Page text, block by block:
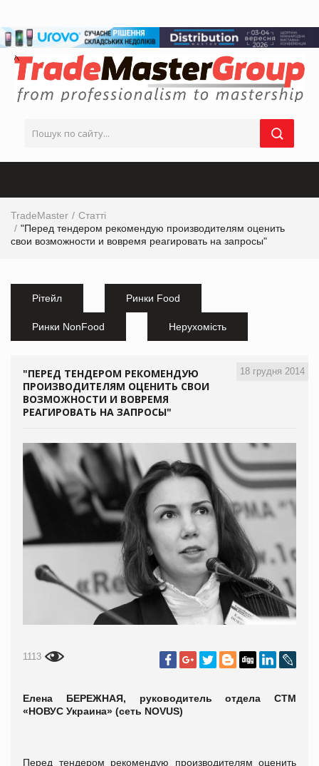
TradeMaster
Статті
"Перед тендером рекомендую производителям оценить
свои возможности и вовремя реагировать на запросы"
Рітейл Ринки Food
Ринки NonFood Нерухомість
18 грудня 2014
"ПЕРЕД ТЕНДЕРОМ РЕКОМЕНДУЮ
ПРОИЗВОДИТЕЛЯМ ОЦЕНИТЬ СВОИ
ВОЗМОЖНОСТИ И ВОВРЕМЯ
РЕАГИРОВАТЬ НА ЗАПРОСЫ"
1113
Елена БЕРЕЖНАЯ, руководитель отдела СТМ
«НОВУС Украина» (сеть NOVUS)
Перед тендером рекомендую производителям оценить